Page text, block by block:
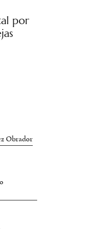
por
Obrador